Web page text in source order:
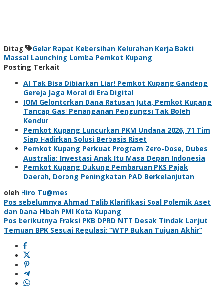
Ditag Gelar Rapat Kebersihan Kelurahan Kerja Bakti
Massal Launching Lomba Pemkot Kupang
Posting Terkait
AI Tak Bisa Dibiarkan Liar! Pemkot Kupang Gandeng
Gereja Jaga Moral di Era Digital
IOM Gelontorkan Dana Ratusan Juta, Pemkot Kupang
Tancap Gas! Penanganan Pengungsi Tak Boleh
Kendur
Pemkot Kupang Luncurkan PKM Undana 2026, 71 Tim
Siap Hadirkan Solusi Berbasis Riset
Pemkot Kupang Perkuat Program Zero-Dose, Dubes
Australia: Investasi Anak Itu Masa Depan Indonesia
Pemkot Kupang Dukung Pembaruan PKS Pajak
Daerah, Dorong Peningkatan PAD Berkelanjutan
oleh Hiro Tu@mes
Navigasi
pos
Pos sebelumnya Ahmad Talib Klarifikasi Soal Polemik Aset
dan Dana Hibah PMI Kota Kupang
Pos berikutnya Fraksi PKB DPRD NTT Desak Tindak Lanjut
Temuan BPK Sesuai Regulasi: “WTP Bukan Tujuan Akhir”